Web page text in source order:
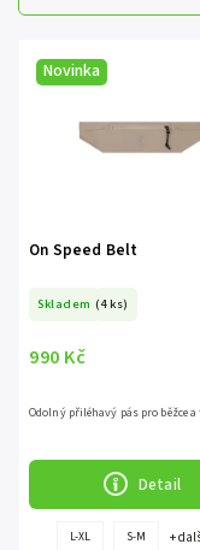
Nejdražší
Abecedně
Novinka
On Speed Belt
Skladem (4 ks)
990 Kč
Detail
Odolný přiléhavý pás pro běžce
L-XL S-M +